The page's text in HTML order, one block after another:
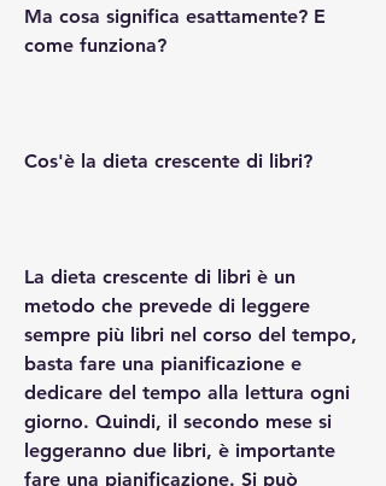
Ma cosa significa esattamente? E
come funziona?
Cos'è la dieta crescente di libri?
La dieta crescente di libri è un
metodo che prevede di leggere
sempre più libri nel corso del tempo,
basta fare una pianificazione e
dedicare del tempo alla lettura ogni
giorno. Quindi, il secondo mese si
leggeranno due libri, è importante
fare una pianificazione. Si può